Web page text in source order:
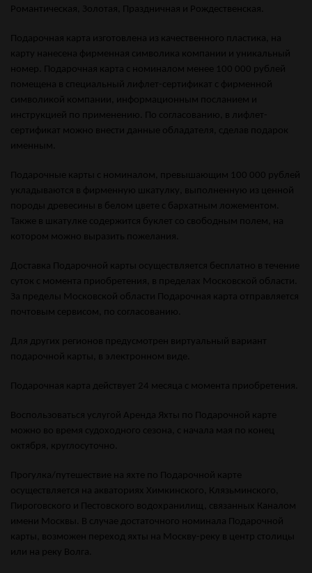
Романтическая, Золотая, Праздничная и Рождественская.
Подарочная карта изготовлена из качественного пластика, на
карту нанесена фирменная символика компании и уникальный
номер. Подарочная карта с номиналом менее 100 000 рублей
помещена в специальный лифлет-сертификат с фирменной
символикой компании, информационным посланием и
инструкцией по применению. По согласованию, в лифлет-
сертификат можно внести данные обладателя, сделав подарок
именным.
Подарочные карты с номиналом, превышающим 100 000 рублей
укладываются в фирменную шкатулку, выполненную из ценной
породы древесины в белом цвете с бархатным ложементом.
Также в шкатулке содержится буклет со свободным полем, на
котором можно выразить пожелания.
Доставка Подарочной карты осуществляется бесплатно в течение
суток с момента приобретения, в пределах Московской области.
За пределы Московской области Подарочная карта отправляется
почтовым сервисом, по согласованию.
Для других регионов предусмотрен виртуальный вариант
подарочной карты, в электронном виде.
Подарочная карта действует 24 месяца с момента приобретения.
Воспользоваться услугой Аренда Яхты по Подарочной карте
можно во время судоходного сезона, с начала мая по конец
октября, круглосуточно.
Прогулка/путешествие на яхте по Подарочной карте
осуществляется на акваториях Химкинского, Клязьминского,
Пироговского и Пестовского водохранилищ, связанных Каналом
имени Москвы. В случае достаточного номинала Подарочной
карты, возможен переход яхты на Москву-реку в центр столицы
или на реку Волга.